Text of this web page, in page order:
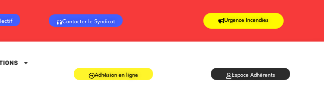
Contacter le Syndicat Urgence Incendies
Adhésion en ligne Espace Adhérents